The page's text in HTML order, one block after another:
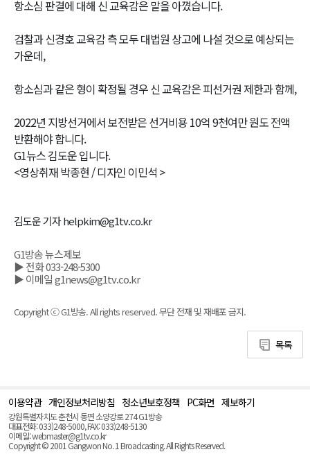
항소심 판결에 대해 신 교육감은 말을 아꼈습니다.
검찰과 신경호 교육감 측 모두 대법원 상고에 나설 것으로 예상되는
가운데,
항소심과 같은 형이 확정될 경우 신 교육감은 피선거권 제한과 함께,
2022년 지방선거에서 보전받은 선거비용 10억 9천여만 원도 전액
반환해야 합니다.
G1뉴스 김도운 입니다.
<영상취재 박종현 / 디자인 이민석 >
김도운 기자 helpkim@g1tv.co.kr
G1방송 뉴스제보
▶ 전화 033-248-5300
▶ 이메일 g1news@g1tv.co.kr
Copyright ⓒ G1방송. All rights reserved. 무단 전재 및 재배포 금지.
목록
이용약관 개인정보처리방침 청소년보호정책 PC화면 제보하기
강원특별자치도 춘천시 동면 소양강로 274 G1방송
대표전화: 033)248-5000, FAX: 033)248-5130
이메일: webmaster@g1tv.co.kr
Copyright © 2001 Gangwon No. 1 Broadcasting. All Rights Reserved.